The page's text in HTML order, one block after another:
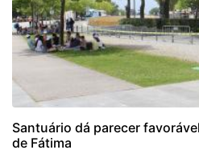
Santuário dá parecer
de Fátima